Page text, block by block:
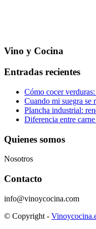
Vino y Cocina
Entradas recientes
Cómo cocer
Cuando mi suegra
Plancha industrial:
Diferencia entre
Quienes somos
Nosotros
Contacto
info@vinoycocina.com
© Copyright -